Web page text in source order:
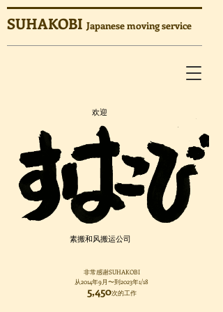
SUHAKOBI Japanese moving service
​欢迎
素搬和风搬运公司
非常感谢SUHAKOBI
从2014年9月〜到2023年1/18
​5,450次的工作